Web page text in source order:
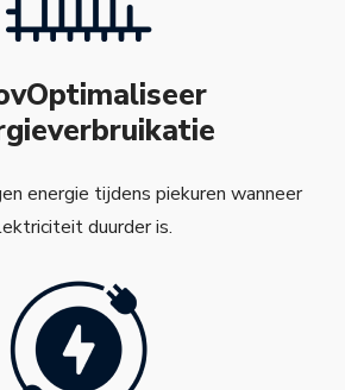
energie tijdens piekuren wanneer
duurder is.